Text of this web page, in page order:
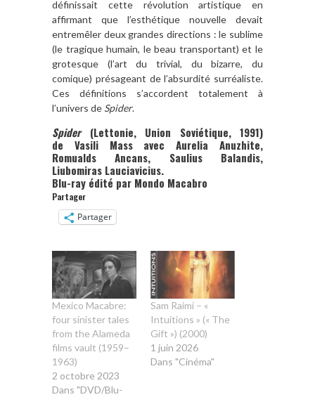
définissait cette révolution artistique en
affirmant que l’esthétique nouvelle devait
entremêler deux grandes directions : le sublime
(le tragique humain, le beau transportant) et le
grotesque (l’art du trivial, du bizarre, du
comique) présageant de l’absurdité surréaliste.
Ces définitions s’accordent totalement à
l’univers de Spider.
Spider(Lettonie, Union Soviétique, 1991)
de Vasili Mass avec Aurelia Anuzhite,
Romualds Ancans, Saulius Balandis,
Liubomiras Lauciavicius.
Blu-ray édité par Mondo Macabro
Partager
Partager
Mexico Macabre:
four sinister tales
from the Alameda
films vault (1959–
1963)
2 octobre 2023
Dans "DVD/Blu-
Sam Raimi – «
Intuitions » (« The
Gift ») (2000)
1 juin 2026
Dans "Cinéma"